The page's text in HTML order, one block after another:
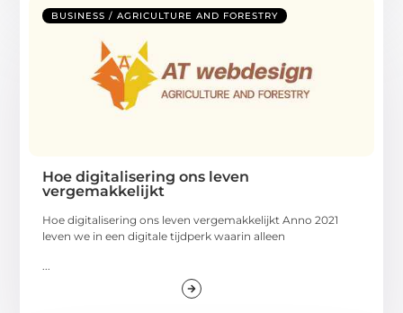
BUSINESS / AGRICULTURE AND FORESTRY
Hoe digitalisering ons leven
vergemakkelijkt
Hoe digitalisering ons leven vergemakkelijkt Anno 2021
leven we in een digitale tijdperk waarin alleen